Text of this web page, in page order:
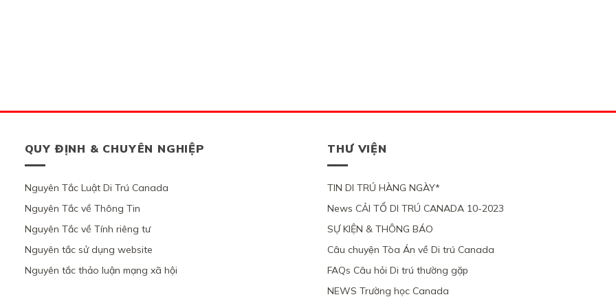
QUY ĐỊNH & CHUYÊN NGHIỆP
Nguyên Tắc Luật Di Trú Canada
Nguyên Tắc về Thông Tin
Nguyên Tắc về Tính riêng tư
Nguyên tắc sử dụng website
Nguyên tắc thảo luận mạng xã hội
THƯ VIỆN
TIN DI TRÚ HÀNG NGÀY*
News CẢI TỔ DI TRÚ CANADA 10-2023
SỰ KIỆN & THÔNG BÁO
Câu chuyện Tòa Án về Di trú Canada
FAQs Câu hỏi Di trú thường gặp
NEWS Trường học Canada